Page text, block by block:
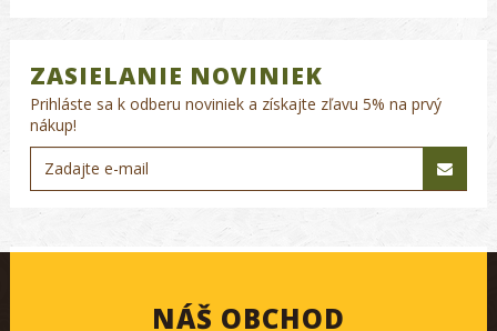
ZASIELANIE NOVINIEK
Prihláste sa k odberu noviniek a získajte zľavu 5% na prvý
nákup!
NÁŠ OBCHOD